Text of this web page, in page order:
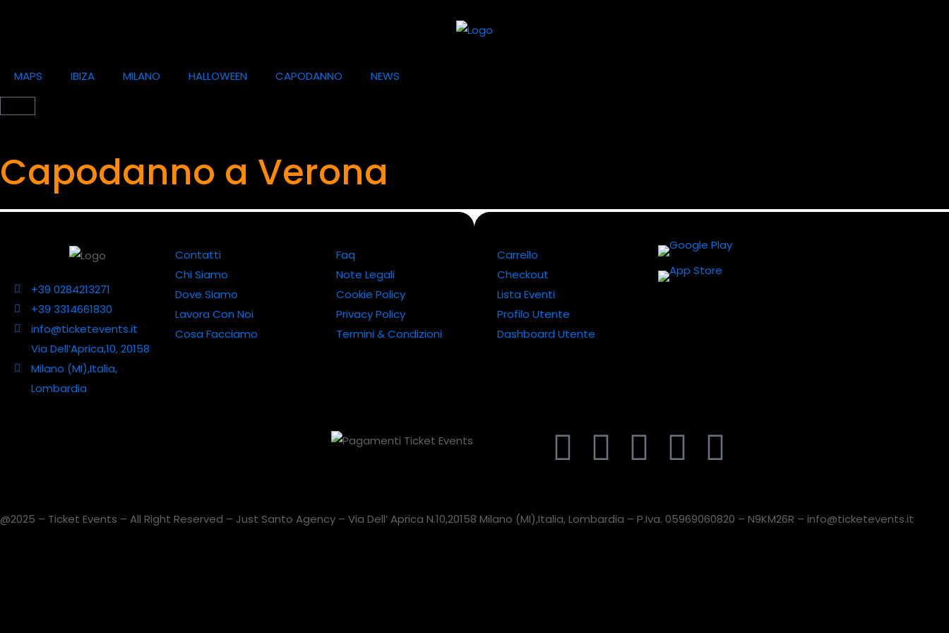
MAPS IBIZA MILANO HALLOWEEN CAPODANNO NEWS
Capodanno a Verona
+39 0284213271
+39 3314661830
info@ticketevents.it
Via Dell’Aprica,10, 20158
Milano (MI),Italia,
Lombardia
Contatti
Chi Siamo
Dove Siamo
Lavora Con Noi
Cosa Facciamo
Faq
Note Legali
Cookie Policy
Privacy Policy
Termini & Condizioni
Carrello
Checkout
Lista Eventi
Profilo Utente
Dashboard Utente
@2025 – Ticket Events – All Right Reserved – Just Santo Agency – Via Dell’ Aprica N.10,20158 Milano (MI),Italia, Lombardia – P.Iva. 05969060820 – N9KM26R – info@ticketevents.it